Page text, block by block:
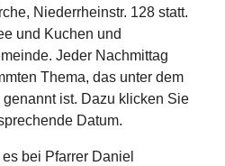
Niederrheinstr. 128 statt.
und Kuchen und
Jeder Nachmittag
Thema, das unter dem
ist. Dazu klicken Sie
Datum.
bei Pfarrer Daniel